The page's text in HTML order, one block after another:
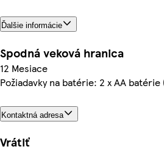
Ďalšie informácie
Spodná veková hranica
12 Mesiace
Požiadavky na batérie: 2 x AA
Kontaktná adresa
Vrátiť